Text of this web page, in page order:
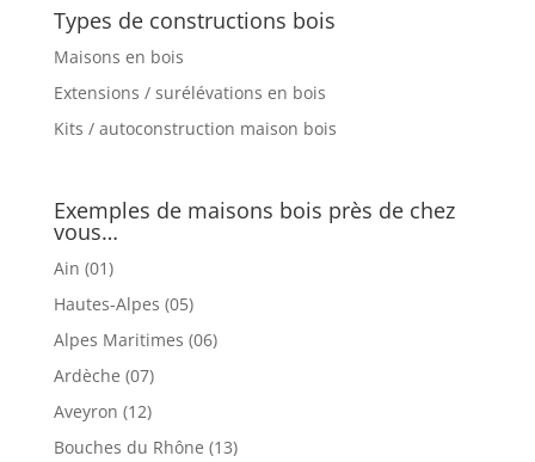
Types de constructions bois
Maisons en bois
Extensions / surélévations en bois
Kits / autoconstruction maison bois
Exemples de maisons bois près de chez
vous…
Ain (01)
Hautes-Alpes (05)
Alpes Maritimes (06)
Ardèche (07)
Aveyron (12)
Bouches du Rhône (13)